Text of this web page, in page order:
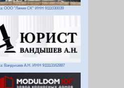
ООО "Линия СК" ИНН 9111030039
Вандышев А.Н. ИНН 911113162887